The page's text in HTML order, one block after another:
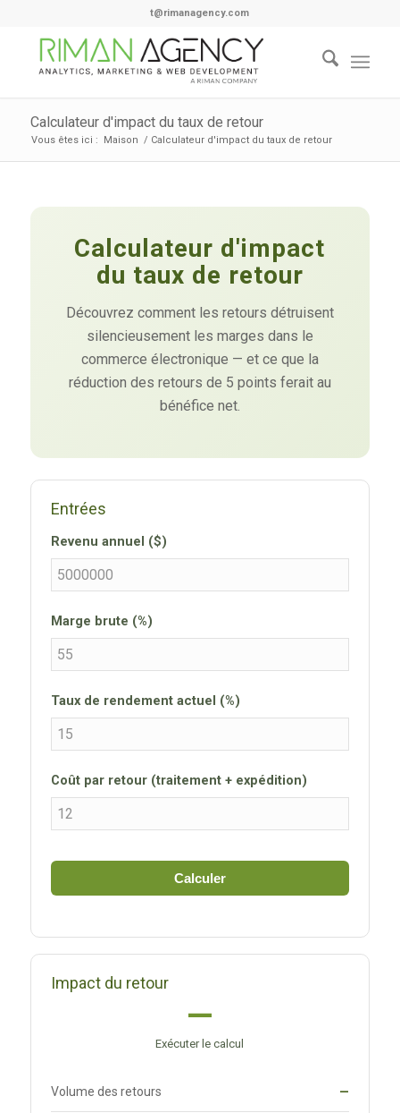
t@rimanagency.com
Calculateur d'impact du taux de retour
Vous êtes ici : Maison / Calculateur d'impact du taux de retour
Calculateur d'impact
du taux de retour
Découvrez comment les retours détruisent
silencieusement les marges dans le
commerce électronique — et ce que la
réduction des retours de 5 points ferait au
bénéfice net.
Entrées
Revenu annuel ($)
Marge brute (%)
Taux de rendement actuel (%)
Coût par retour (traitement + expédition)
Calculer
Impact du retour
—
Exécuter le calcul
Volume des retours —